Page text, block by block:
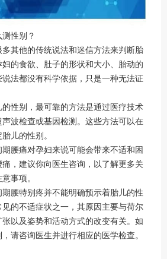
性别？
其他的传统说法和迷信方法来判断胎
的食欲、肚子的形状和大小、胎动的
法都没有科学依据，只是一种无法证
性别，最可靠的方法是通过医疗技术
波检查或基因检测。这些方法可以在
儿的性别。
痛对孕妇来说可能会带来不适和困
，建议你向医生咨询，以了解更多关
事项。
特别疼并不能明确预示着胎儿的性
的不适症状之一，其原因主要与荷尔
以及姿势和活动方式的改变有关。如
请咨询医生并进行相应的医学检查。